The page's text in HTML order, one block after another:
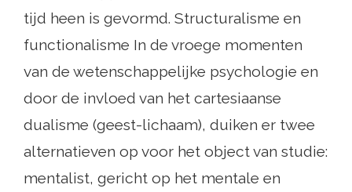
tijd heen is gevormd. Structuralisme en
functionalisme In de vroege momenten
van de wetenschappelijke psychologie en
door de invloed van het cartesiaanse
dualisme (geest-lichaam), duiken er twee
alternatieven op voor het object van studie:
mentalist, gericht op het mentale en